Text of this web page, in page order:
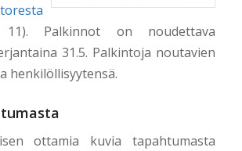
11). Palkinnot on noudettava
31.5. Palkintoja noutavien
henkilöllisyytensä.
ottamia kuvia tapahtumasta